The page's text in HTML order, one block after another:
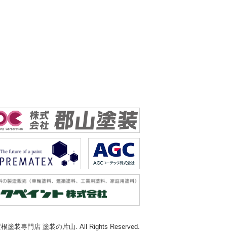
塗装専門店 塗装の片山. All Rights Reserved.